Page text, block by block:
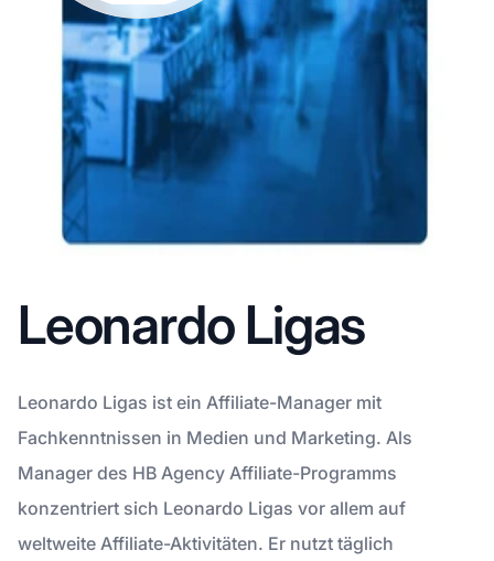
Leonardo Ligas
Leonardo Ligas ist ein Affiliate-Manager mit
Fachkenntnissen in Medien und Marketing. Als
Manager des HB Agency Affiliate-Programms
konzentriert sich Leonardo Ligas vor allem auf
weltweite Affiliate-Aktivitäten. Er nutzt täglich